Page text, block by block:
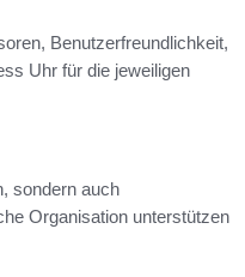
Benutzerfreundlichkeit,
Uhr für die jeweiligen
sondern auch
Organisation unterstützen